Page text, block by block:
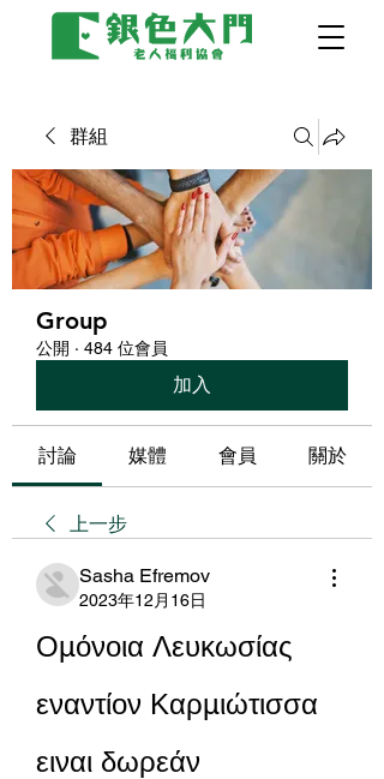
群組
Group
公開 · 484 位會員
加入
討論 媒體 會員 關於
上一步
Sasha Efremov
2023年12月16日
Ομόνοια Λευκωσίας
εναντίον Καρμιώτισσα
ειναι δωρεάν